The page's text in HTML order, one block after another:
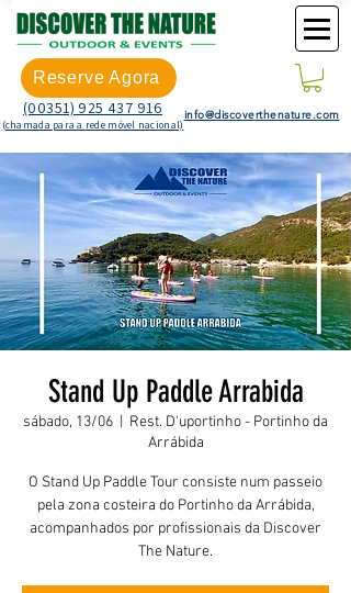
Reserve Agora
(00351) 925 437 916
(chamada para a rede móvel nacional)
info@discoverthenature.com
Stand Up Paddle Arrabida
sábado, 13/06
Rest. D'uportinho - Portinho da
Arrábida
O Stand Up Paddle Tour consiste num passeio
pela zona costeira do Portinho da Arrábida,
acompanhados por profissionais da Discover
The Nature.